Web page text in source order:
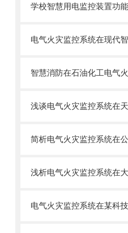
学校智慧用电监控装置功
简析电气火灾监控系统在